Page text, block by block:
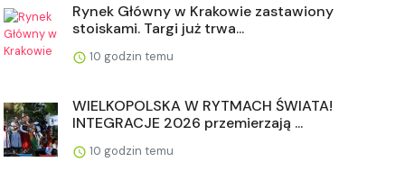
Rynek Główny w Krakowie zastawiony
stoiskami. Targi już trwa...
10 godzin temu
WIELKOPOLSKA W RYTMACH ŚWIATA!
INTEGRACJE 2026 przemierzają ...
10 godzin temu